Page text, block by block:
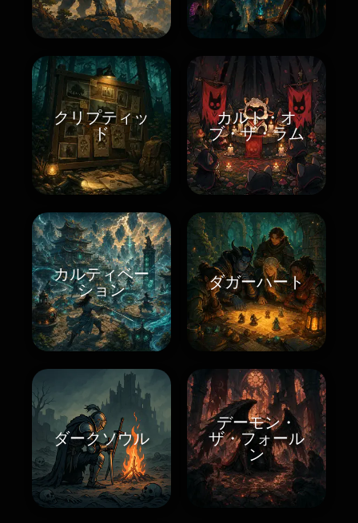
クリプティッ
ド
カルト・オ
ブ・ザ・ラム
カルティベー
ション
ダガーハート
ダークソウル
デーモン・
ザ・フォール
ン